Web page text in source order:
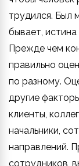
трудился. Был
бывает,
Прежде чем
правильно
по разному.
другие
клиенты,
начальники,
направлений.
сотрудников,